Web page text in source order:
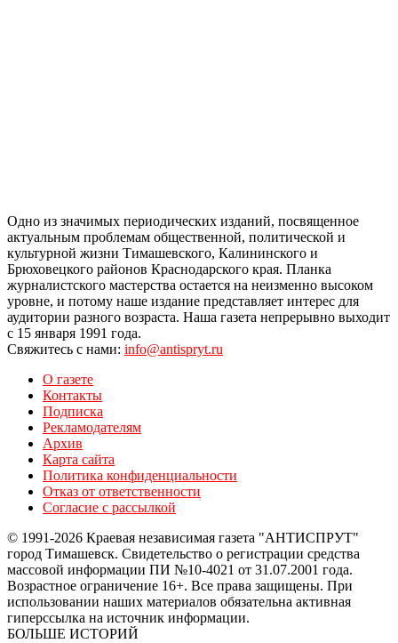
Одно из значимых периодических изданий, посвященное
актуальным проблемам общественной, политической и
культурной жизни Тимашевского, Калининского и
Брюховецкого районов Краснодарского края. Планка
журналистского мастерства остается на неизменно высоком
уровне, и потому наше издание представляет интерес для
аудитории разного возраста. Наша газета непрерывно выходит
с 15 января 1991 года.
Свяжитесь с нами: info@antispryt.ru
О газете
Контакты
Подписка
Рекламодателям
Архив
Карта сайта
Политика конфиденциальности
Отказ от ответственности
Согласие с рассылкой
© 1991-2026 Краевая независимая газета "АНТИСПРУТ"
город Тимашевск. Свидетельство о регистрации средства
массовой информации ПИ №10-4021 от 31.07.2001 года.
Возрастное ограничение 16+. Все права защищены. При
использовании наших материалов обязательна активная
гиперссылка на источник информации.
БОЛЬШЕ ИСТОРИЙ